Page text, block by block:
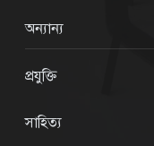
অন্যান্য
প্রযুক্তি
সাহিত্য